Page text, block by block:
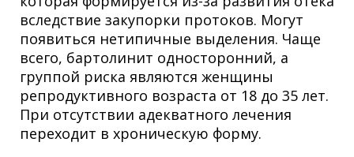
вследствие закупорки протоков. Могут
появиться нетипичные выделения. Чаще
всего, бартолинит односторонний, а
группой риска являются женщины
репродуктивного возраста от 18 до 35 лет.
При отсутствии адекватного лечения
переходит в хроническую форму.